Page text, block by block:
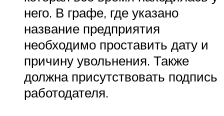
него. В графе, где указано
название предприятия
необходимо проставить дату и
причину увольнения. Также
должна присутствовать подпись
работодателя.